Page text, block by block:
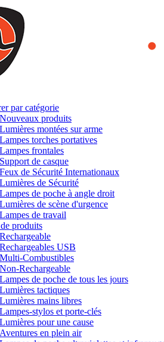
that we provide you the best
To learn more or to find out how you
par catégorie
Nouveaux produits
Lumières montées sur arme
Lampes torches portatives
Lampes frontales
Support de casque
Feux de Sécurité Internationaux
Lumières de Sécurité
Lampes de poche à angle droit
Lumières de scène d'urgence
Lampes de travail
produits
Rechargeable
Rechargeables USB
Multi-Combustibles
Non-Rechargeable
Lampes de poche de tous les jours
Lumières tactiques
Lumières mains libres
Lampes-stylos et porte-clés
Lumières pour une cause
Aventures en plein air